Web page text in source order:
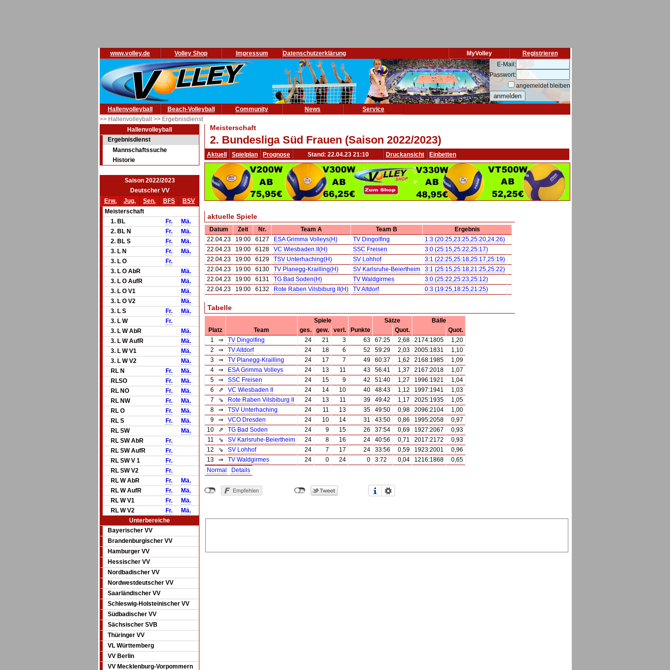
www.volley.de Volley Shop Impressum Datenschutzerklärung Registrieren
MyVolley
E-Mail:
Passwort:
angemeldet bleiben
Hallenvolleyball Beach-Volleyball Community News
Service
>> Hallenvolleyball >> Ergebnisdienst
Hallenvolleyball
Ergebnisdienst
Mannschaftssuche
Historie
Saison 2022/2023
Deutscher VV
Erw.
Jug. Sen. BFS
BSV
Meisterschaft
1. BL
Fr.
Mä.
2. BL N
Fr.
Mä.
2. BL S
Fr.
Mä.
3. L N
Fr.
Mä.
3. L O
Fr.
3. L O AbR
Mä.
3. L O AufR
Mä.
3. L O V1
Mä.
3. L O V2
Mä.
3. L S
Fr.
Mä.
3. L W
Fr.
3. L W AbR
Mä.
3. L W AufR
Mä.
3. L W V1
Mä.
3. L W V2
Mä.
RL N
Fr.
Mä.
RLSO
Fr.
Mä.
RL NO
Fr.
Mä.
RL NW
Fr.
Mä.
RL O
Fr.
Mä.
RL S
Fr.
Mä.
RL SW
Mä.
RL SW AbR
Fr.
RL SW AufR
Fr.
RL SW V 1
Fr.
RL SW V2
Fr.
RL W AbR
Fr.
Mä.
RL W AufR
Fr.
Mä.
RL W V1
Fr.
Mä.
RL W V2
Fr.
Mä.
Unterbereiche
Bayerischer VV
Brandenburgischer VV
Hamburger VV
Hessischer VV
Nordbadischer VV
Nordwestdeutscher VV
Saarländischer VV
Schleswig-Holsteinischer VV
Südbadischer VV
Sächsischer SVB
Thüringer VV
VL Württemberg
VV Berlin
VV Mecklenburg-Vorpommern
Meisterschaft
2. Bundesliga Süd Frauen (Saison 2022/2023)
Aktuell Spielplan Prognose Stand: 22.04.23 21:10 Druckansicht Einbetten
aktuelle Spiele
Datum Zeit Nr. Team A Team B
Ergebnis
22.04.23
19:00 6127 ESA Grimma Volleys(H) TV Dingolfing
1:3 (20:25,23:25,25:20,24:26)
22.04.23
19:00 6128 VC Wiesbaden II(H) SSC Freisen
3:0 (25:15,25:22,25:17)
22.04.23
19:00 6129 TSV Unterhaching(H) SV Lohhof
3:1 (22:25,25:18,25:17,25:19)
22.04.23
19:00 6130 TV Planegg-Krailling(H) SV Karlsruhe-Beiertheim
3:1 (25:15,25:18,21:25,25:22)
22.04.23
19:00 6131 TG Bad Soden(H) TV Waldgirmes
3:0 (25:22,25:23,25:12)
22.04.23
19:00 6132 Rote Raben Vilsbiburg II(H) TV Altdorf 0:3 (19:25,18:25,21:25)
Tabelle
Spiele Sätze
Bälle
Platz
Team ges. gew. verl. Punkte Quot.
Quot.
1
⇒ TV Dingolfing 24 21 3 63 67:25 2,68 2174:1805
1,20
2
⇒ TV Altdorf 24 18 6 52 59:29 2,03 2005:1831
1,10
3
⇒ TV Planegg-Krailling 24 17 7 49 60:37 1,62 2168:1985
1,09
4
⇒ ESA Grimma Volleys 24 13 11 43 56:41 1,37 2167:2018
1,07
5
⇒ SSC Freisen 24 15 9 42 51:40 1,27 1996:1921
1,04
6
⇗ VC Wiesbaden II 24 14 10 40 48:43 1,12 1997:1941
1,03
7
⇘ Rote Raben Vilsbiburg II 24 13 11 39 49:42 1,17 2025:1935
1,05
8
⇒ TSV Unterhaching 24 11 13 35 49:50 0,98 2096:2104
1,00
9
⇒ VCO Dresden 24 10 14 31 43:50 0,86 1995:2058
0,97
10
⇗ TG Bad Soden 24 9 15 26 37:54 0,69 1927:2067
0,93
11
⇘ SV Karlsruhe-Beiertheim 24 8 16 24 40:56 0,71 2017:2172
0,93
12
⇘ SV Lohhof 24 7 17 24 33:56 0,59 1923:2001
0,96
13
⇒ TV Waldgirmes 24 0 24 0 3:72 0,04 1216:1868
0,65
Normal
Details